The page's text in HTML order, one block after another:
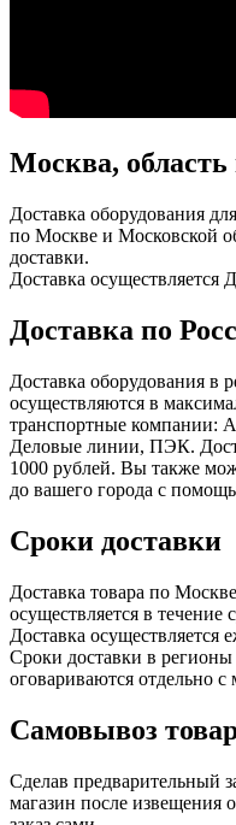
Москва, область
Доставка оборудования
по Москве и Московской
доставки.
Доставка
Доставка по
Доставка оборудования
осуществляются в
транспортные компании:
Деловые линии, ПЭК.
1000 рублей. Вы также
до вашего города с
Сроки доставки
Доставка товара по
осуществляется в течение
Доставка осуществляется
Сроки доставки в
оговариваются отдельно
Самовывоз
Сделав предварительный
магазин после извещения